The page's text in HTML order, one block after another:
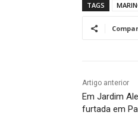
TAGS
Artigo anterior
Em Jardim
furtada em